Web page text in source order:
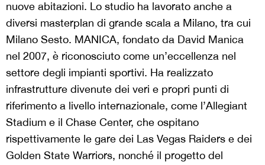
nuove abitazioni. Lo studio ha lavorato anche a
diversi masterplan di grande scala a Milano, tra cui
Milano Sesto. MANICA, fondato da David Manica
nel 2007, è riconosciuto come un’eccellenza nel
settore degli impianti sportivi. Ha realizzato
infrastrutture divenute dei veri e propri punti di
riferimento a livello internazionale, come l’Allegiant
Stadium e il Chase Center, che ospitano
rispettivamente le gare dei Las Vegas Raiders e dei
Golden State Warriors, nonché il progetto del